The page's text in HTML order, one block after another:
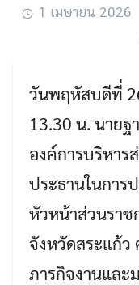
1 เมษายน 2026
วันพฤหัสบดีที่
13.30 น. นายฐ
องค์การบริหาร
ประธานในกา
หัวหน้าส่วนราช
จังหวัดสระแก้
ภารกิจงานและ